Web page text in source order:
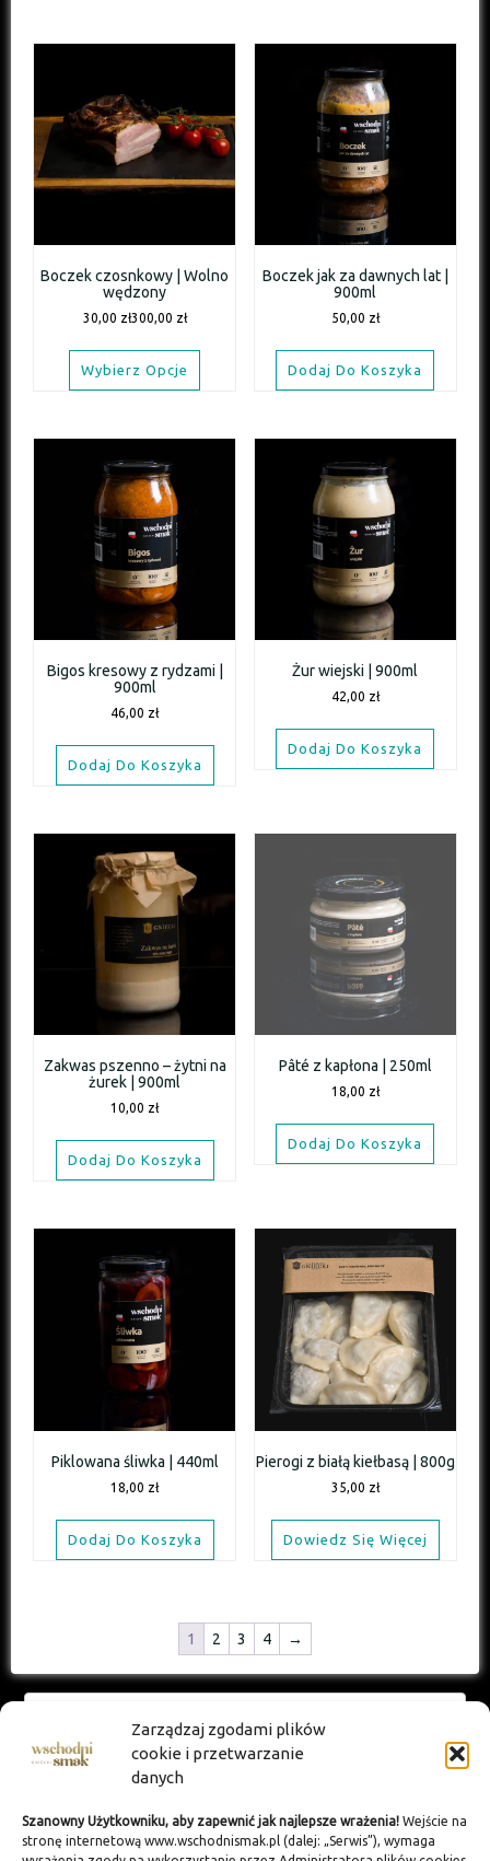
Zarządzaj zgodami plików
cookie i przetwarzanie
danych
Szanowny Użytkowniku, aby zapewnić jak najlepsze wrażenia! Wejście na
stronę internetową www.wschodnismak.pl (dalej: „Serwis”), wymaga
Boczek czosnkowy | Wolno
wędzony
30,00 zł300,00 zł
Wybierz Opcje
Boczek jak za dawnych lat |
900ml
50,00 zł
Dodaj Do Koszyka
Bigos kresowy z rydzami |
900ml
46,00 zł
Dodaj Do Koszyka
Żur wiejski | 900ml
42,00 zł
Dodaj Do Koszyka
Zakwas pszenno – żytni na
żurek | 900ml
10,00 zł
Dodaj Do Koszyka
Pâté z kapłona | 250ml
18,00 zł
Dodaj Do Koszyka
Piklowana śliwka | 440ml
18,00 zł
Dodaj Do Koszyka
Pierogi z białą kiełbasą | 800g
35,00 zł
Dowiedz Się Więcej
1 2 3 4 →
SZYBKIE MENU
Na zamówienie